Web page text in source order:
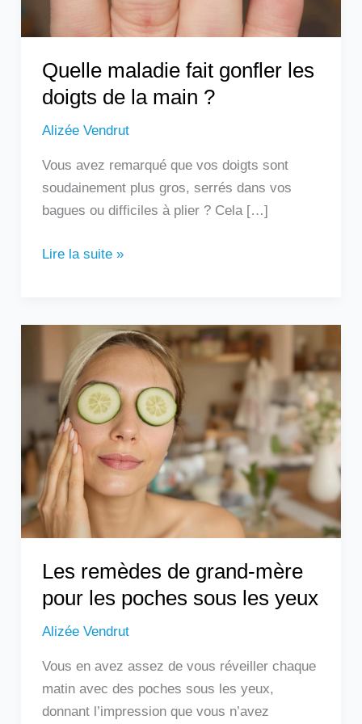
Quelle maladie fait gonfler les
doigts de la main ?
Alizée Vendrut
Vous avez remarqué que vos doigts sont
soudainement plus gros, serrés dans vos
bagues ou difficiles à plier ? Cela […]
?
Lire la suite »
Les remèdes de grand-mère
pour les poches sous les yeux
Alizée Vendrut
Vous en avez assez de vous réveiller chaque
matin avec des poches sous les yeux,
donnant l’impression que vous n’avez
remèdes
de
grand-
mère
pour
les
poches
sous
les
yeux